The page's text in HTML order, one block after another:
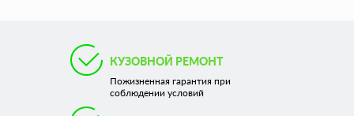
КУЗОВНОЙ РЕМОНТ
Пожизненная гарантия при
соблюдении условий